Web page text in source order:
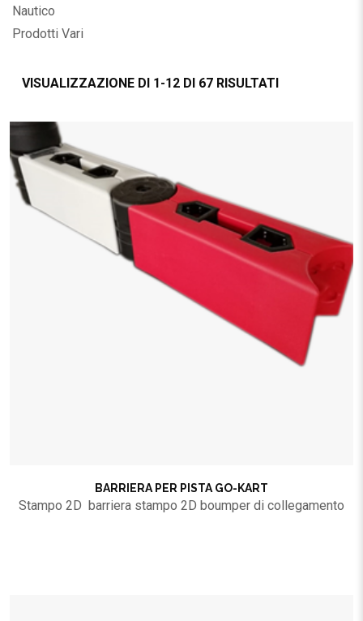
Nautico
Prodotti Vari
VISUALIZZAZIONE DI 1-12 DI 67 RISULTATI
BARRIERA PER PISTA GO-KART
Stampo 2D barriera stampo 2D boumper di collegamento